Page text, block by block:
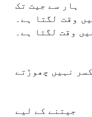
ہار سے جیت تک
وقت لگتا ہے۔
وقت لگتا ہے۔
نہیں چھوڑتے
جیتنے کے لیے